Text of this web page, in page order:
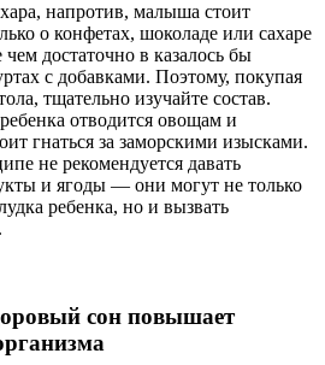
напротив, малыша стоит
о конфетах, шоколаде или сахаре
достаточно в казалось бы
с добавками. Поэтому, покупая
тщательно изучайте состав.
отводится овощам и
гнаться за заморскими изысками.
не рекомендуется давать
и ягоды — они могут не только
ребенка, но и вызвать
сон повышает